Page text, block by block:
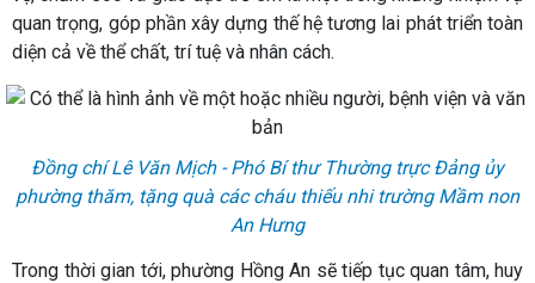
quan trọng, góp phần xây dựng thế hệ tương lai phát triển toàn
diện cả về thể chất, trí tuệ và nhân cách.
Đồng chí Lê Văn Mịch - Phó Bí thư Thường trực Đảng ủy
phường thăm, tặng quà các cháu thiếu nhi trường Mầm non
An Hưng
Trong thời gian tới, phường Hồng An sẽ tiếp tục quan tâm, huy